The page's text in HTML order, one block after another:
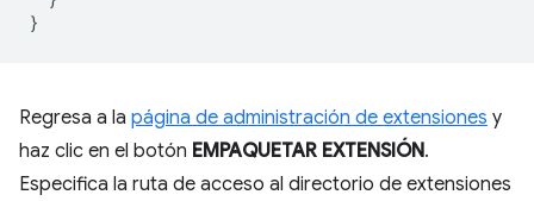
}
Regresa a la página de administración de extensiones y
haz clic en el botón EMPAQUETAR EXTENSIÓN.
Especifica la ruta de acceso al directorio de extensiones